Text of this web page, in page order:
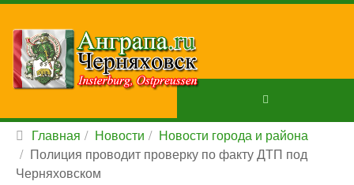
Главная Новости
Новости города и района
Полиция проводит проверку по факту ДТП под
Черняховском